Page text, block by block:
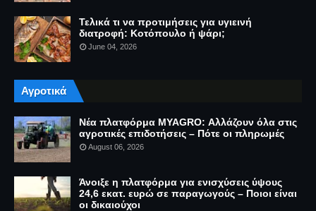
Τελικά τι να προτιμήσεις για υγιεινή
διατροφή: Κοτόπουλο ή ψάρι;
June 04, 2026
Αγροτικά
Νέα πλατφόρμα MYAGRO: Αλλάζουν όλα στις
αγροτικές επιδοτήσεις – Πότε οι πληρωμές
August 06, 2026
Άνοιξε η πλατφόρμα για ενισχύσεις ύψους
24,6 εκατ. ευρώ σε παραγωγούς – Ποιοι είναι
οι δικαιούχοι